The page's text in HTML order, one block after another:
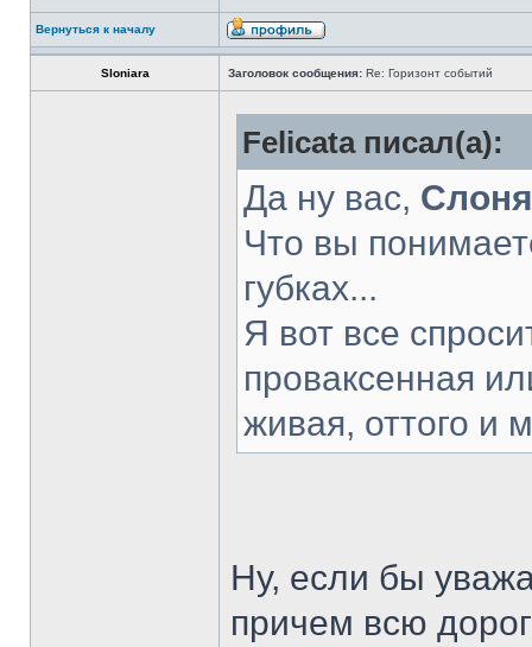
Вернуться к началу
Sloniara Заголовок сообщения: Re: Горизонт событий
Felicata писал(а):
Да ну вас,
Что вы
губках...
Я вот все
проваксенная
живая, оттого и
Ну, если бы
причем всю